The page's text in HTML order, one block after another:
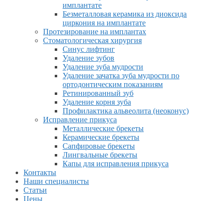
имплантате
Безметалловая керамика из диоксида
циркония на имплантате
Протезирование на имплантах
Стоматологическая хирургия
Синус лифтинг
Удаление зубов
Удаление зуба мудрости
Удаление зачатка зуба мудрости по
ортодонтическим показаниям
Ретинированный зуб
Удаление корня зуба
Профилактика альвеолита (неоконус)
Исправление прикуса
Металлические брекеты
Керамические брекеты
Сапфировые брекеты
Лингвальные брекеты
Капы для исправления прикуса
Контакты
Наши специалисты
Статьи
Цены